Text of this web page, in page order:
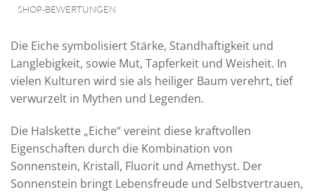
SHOP-BEWERTUNGEN
Die Eiche symbolisiert Stärke, Standhaftigkeit und
Langlebigkeit, sowie Mut, Tapferkeit und Weisheit. In
vielen Kulturen wird sie als heiliger Baum verehrt, tief
verwurzelt in Mythen und Legenden.
Die Halskette „Eiche“ vereint diese kraftvollen
Eigenschaften durch die Kombination von
Sonnenstein, Kristall, Fluorit und Amethyst. Der
Sonnenstein bringt Lebensfreude und Selbstvertrauen,